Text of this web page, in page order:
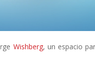
Wishberg, un espacio